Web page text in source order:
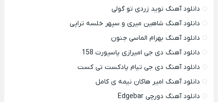
دانلود آهنگ نوید زردی تو گولی
دانلود آهنگ شاهین میری و سپهر خلسه تراپی
دانلود آهنگ بهرام الماسی جنون
دانلود آهنگ دی جی امیرازی پاسپورت 158
دانلود آهنگ دی جی تیام پادکست تی کست
دانلود آهنگ امیر هاکان نیمه ی کامل
دانلود آهنگ دورچی Edgebar